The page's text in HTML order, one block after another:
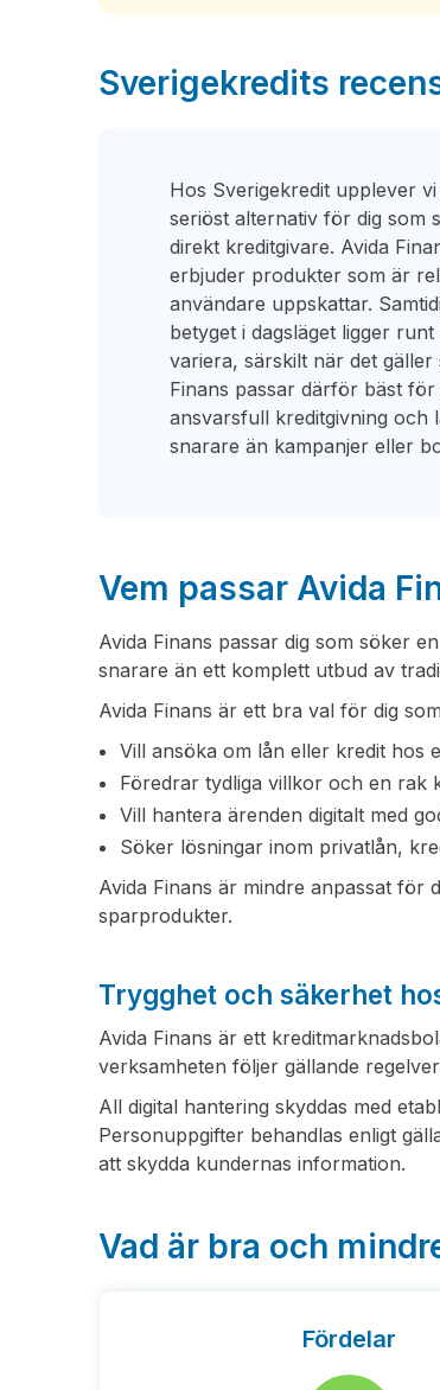
Sverigekredits
Hos Sverigekredit upplever
seriöst alternativ för dig som
direkt kreditgivare. Avida
erbjuder produkter som är
användare uppskattar.
betyget i dagsläget ligger
variera, särskilt när det gäller
Finans passar därför bäst
ansvarsfull kreditgivning och
snarare än kampanjer eller
Vem passar Avida
Avida Finans passar dig som söker
snarare än ett komplett utbud av
Avida Finans är ett bra val för dig
Vill ansöka om lån eller kredit hos
Föredrar tydliga villkor och en rak
Vill hantera ärenden digitalt med
Söker lösningar inom privatlån,
Avida Finans är mindre anpassat för
sparprodukter.
Trygghet och säkerhet
Avida Finans är ett
verksamheten följer gällande
All digital hantering skyddas med
Personuppgifter behandlas enligt
att skydda kundernas information.
Vad är bra och
Fördelar